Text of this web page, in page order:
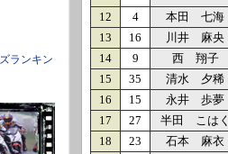
ランキン
12 4 本田 七海
13
16 川井 麻央
14
9 西 翔子
15
35 清水 夕稀
16
15 永井 歩夢
17
27 半田 こはく
18
23 石本 麻衣